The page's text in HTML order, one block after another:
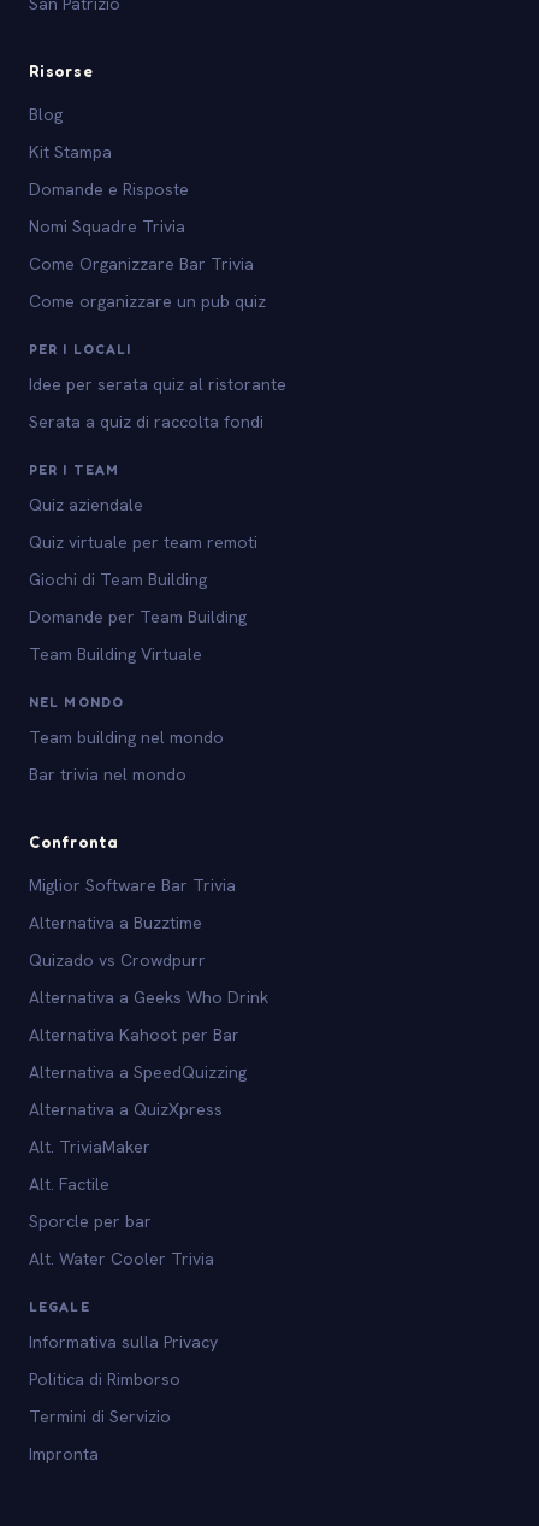
Risorse
Blog
Kit Stampa
Domande e Risposte
Nomi Squadre Trivia
Come Organizzare Bar Trivia
Come organizzare un pub quiz
PER I LOCALI
Idee per serata quiz al ristorante
Serata a quiz di raccolta fondi
PER I TEAM
Quiz aziendale
Quiz virtuale per team remoti
Giochi di Team Building
Domande per Team Building
Team Building Virtuale
NEL MONDO
Team building nel mondo
Bar trivia nel mondo
Confronta
Miglior Software Bar Trivia
Alternativa a Buzztime
Quizado vs Crowdpurr
Alternativa a Geeks Who Drink
Alternativa Kahoot per Bar
Alternativa a SpeedQuizzing
Alternativa a QuizXpress
Alt. TriviaMaker
Alt. Factile
Sporcle per bar
Alt. Water Cooler Trivia
LEGALE
Informativa sulla Privacy
Politica di Rimborso
Termini di Servizio
Impronta